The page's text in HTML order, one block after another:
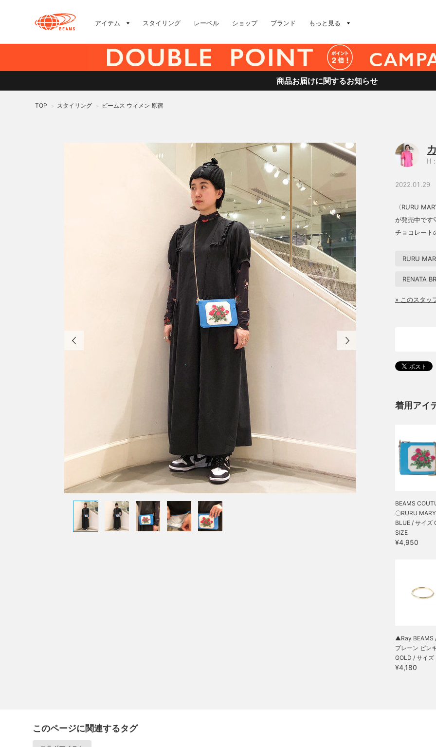
アイテム スタイリング レーベル ショップ ブランド もっと見る
商品お届けに関するお知らせ
TOP > スタイリング > ビームス ウィメン 原宿
H
2022.01.29
〈RURU
が発売中です
チョコレート
RURU
RENATA
» このスタッ
着用アイ
BEAMS
〇RURU
BLUE / サイズ
SIZE
¥4,950
▲Ray BEAMS
プレーン ピン
GOLD / サイズ
¥4,180
このページに関連するタグ